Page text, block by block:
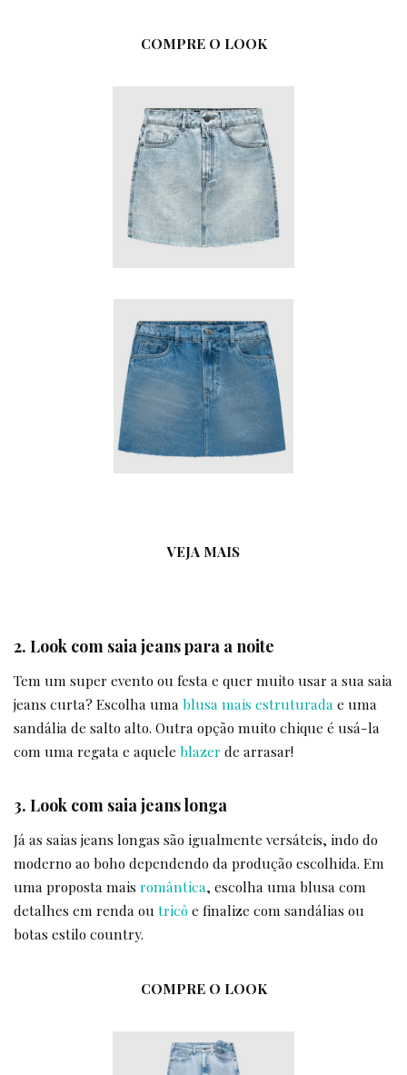
COMPRE O LOOK
VEJA MAIS
2. Look com saia jeans para a noite
Tem um super evento ou festa e quer muito usar a sua saia
jeans curta? Escolha uma blusa mais estruturada e uma
sandália de salto alto. Outra opção muito chique é usá-la
com uma regata e aquele blazer de arrasar!
3. Look com saia jeans longa
Já as saias jeans longas são igualmente versáteis, indo do
moderno ao boho dependendo da produção escolhida. Em
uma proposta mais romântica, escolha uma blusa com
detalhes em renda ou tricôe finalize com sandálias ou
botas estilo country.
COMPRE O LOOK